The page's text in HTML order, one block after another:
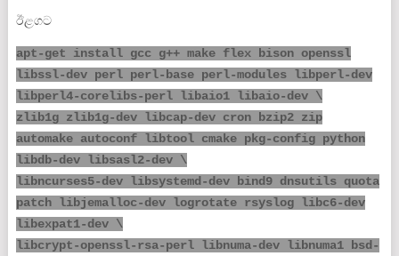
ඊළගට
apt-get install gcc g++ make flex bison openssl
libssl-dev perl perl-base perl-modules libperl-dev
libperl4-corelibs-perl libaio1 libaio-dev \
zlib1g zlib1g-dev libcap-dev cron bzip2 zip
automake autoconf libtool cmake pkg-config python
libdb-dev libsasl2-dev \
libncurses5-dev libsystemd-dev bind9 dnsutils quota
patch libjemalloc-dev logrotate rsyslog libc6-dev
libexpat1-dev \
libcrypt-openssl-rsa-perl libnuma-dev libnuma1 bsd-